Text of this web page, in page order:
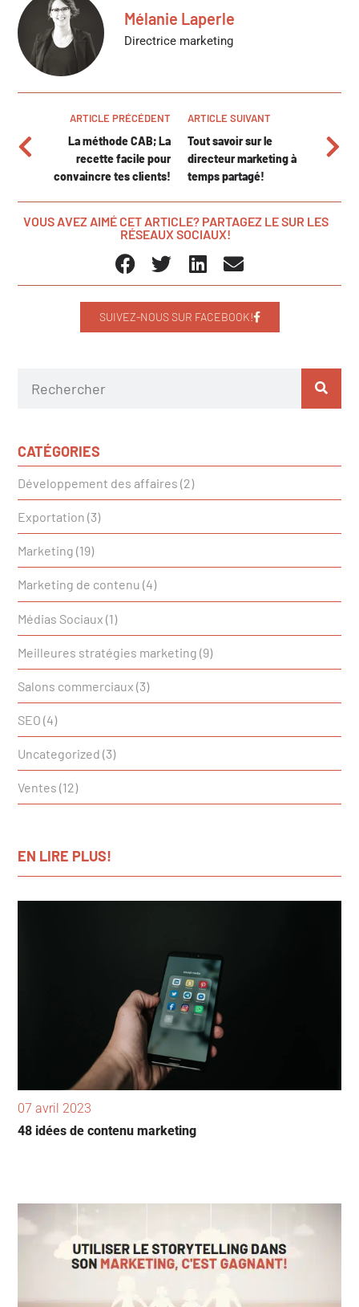
Mélanie Laperle
Directrice marketing
ARTICLE PRÉCÉDENT
La méthode CAB; La
recette facile pour
convaincre tes clients!
ARTICLE SUIVANT
Tout savoir sur le
directeur marketing à
temps partagé!
VOUS AVEZ AIMÉ CET ARTICLE? PARTAGEZ LE SUR LES
RÉSEAUX SOCIAUX!
SUIVEZ-NOUS SUR FACEBOOK!
CATÉGORIES
Développement des affaires (2)
Exportation (3)
Marketing (19)
Marketing de contenu (4)
Médias Sociaux (1)
Meilleures stratégies marketing (9)
Salons commerciaux (3)
SEO (4)
Uncategorized (3)
Ventes (12)
EN LIRE PLUS!
07 avril 2023
48 idées de contenu marketing